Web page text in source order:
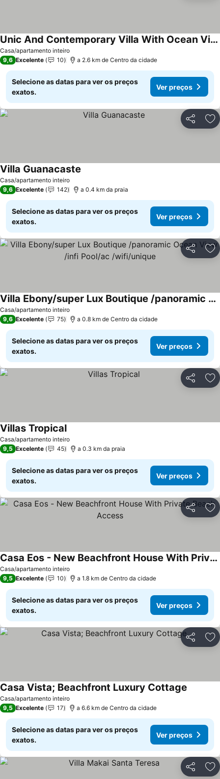
Casa/apartamento inteiro
Unic And Contemporary Villa With Ocean View
9,6 Excelente 10 a 2.6 km de Centro da cidade
Selecione as datas para ver os preços
exatos.
Ver preços
Partilhar
Casa/apartamento inteiro
Villa Guanacaste
9,6 Excelente 142 a 0.4 km da praia
Selecione as datas para ver os preços
exatos.
Ver preços
Partilhar
Casa/apartamento inteiro
Villa Ebony/super Lux Boutique /panoramic Ocean View /infi Pool/ac /wifi/unique
9,6 Excelente 75 a 0.8 km de Centro da cidade
Selecione as datas para ver os preços
exatos.
Ver preços
Partilhar
Casa/apartamento inteiro
Villas Tropical
9,5 Excelente 45 a 0.3 km da praia
Selecione as datas para ver os preços
exatos.
Ver preços
Partilhar
Casa/apartamento inteiro
Casa Eos - New Beachfront House With Private Beach Access
9,5 Excelente 10 a 1.8 km de Centro da cidade
Selecione as datas para ver os preços
exatos.
Ver preços
Partilhar
Casa/apartamento inteiro
Casa Vista; Beachfront Luxury Cottage
9,5 Excelente 17 a 6.6 km de Centro da cidade
Selecione as datas para ver os preços
exatos.
Ver preços
Partilhar